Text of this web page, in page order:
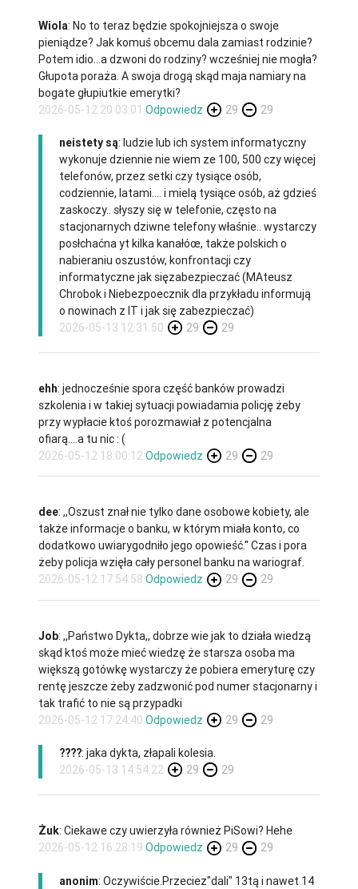
Wiola: No to teraz będzie spokojniejsza o swoje
pieniądze? Jak komuś obcemu dala zamiast rodzinie?
Potem idio...a dzwoni do rodziny? wcześniej nie mogła?
Głupota poraża. A swoja drogą skąd maja namiary na
bogate głupiutkie emerytki?
2026-05-12 20:03:01 Odpowiedz 29 29
neistety są: ludzie lub ich system informatyczny
wykonuje dziennie nie wiem ze 100, 500 czy więcej
telefonów, przez setki czy tysiące osób,
codziennie, latami.... i mielą tysiące osób, aż gdzieś
zaskoczy.. słyszy się w telefonie, często na
stacjonarnych dziwne telefony właśnie.. wystarczy
posłchaćna yt kilka kanałóœ, także polskich o
nabieraniu oszustów, konfrontacji czy
informatyczne jak sięzabezpieczać (MAteusz
Chrobok i Niebezpoecznik dla przykładu informują
o nowinach z IT i jak się zabezpieczać)
2026-05-13 12:31:50
29 29
ehh: jednocześnie spora część banków prowadzi
szkolenia i w takiej sytuacji powiadamia policję żeby
przy wypłacie ktoś porozmawiał z potencjalna
ofiarą....a tu nic : (
2026-05-12 18:00:12Odpowiedz 29 29
dee: ,,Oszust znał nie tylko dane osobowe kobiety, ale
także informacje o banku, w którym miała konto, co
dodatkowo uwiarygodniło jego opowieść.'' Czas i pora
żeby policja wzięła cały personel banku na wariograf.
2026-05-12 17:54:58 Odpowiedz 29 29
Job: ,,Państwo Dykta,, dobrze wie jak to działa wiedzą
skąd ktoś może mieć wiedzę że starsza osoba ma
większą gotówkę wystarczy że pobiera emeryturę czy
rentę jeszcze żeby zadzwonić pod numer stacjonarny i
tak trafić to nie są przypadki
2026-05-12 17:24:40 Odpowiedz 29 29
????: jaka dykta, złapali kolesia.
2026-05-13 14:54:22
29 29
Żuk: Ciekawe czy uwierzyła również PiSowi? Hehe
2026-05-12 16:28:19 Odpowiedz 29 29
anonim: Oczywiście.Przeciez"dali" 13tą i nawet 14